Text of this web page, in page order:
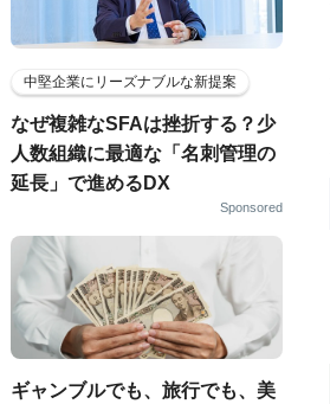
中堅企業にリーズナブルな新提案
なぜ複雑なSFAは挫折する？少
人数組織に最適な「名刺管理の
延長」で進めるDX
Sponsored
ギャンブルでも、旅行でも、美